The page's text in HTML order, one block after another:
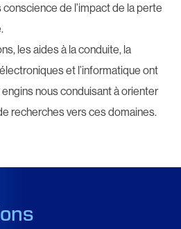
conscience de l’impact de la perte
les aides à la conduite, la
et l’informatique ont
nous conduisant à orienter
recherches vers ces domaines.